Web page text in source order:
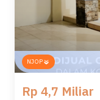
NJOP
Rp 4,7 Miliar